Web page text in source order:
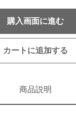
購入画面に進む
カートに追加する
商品説明